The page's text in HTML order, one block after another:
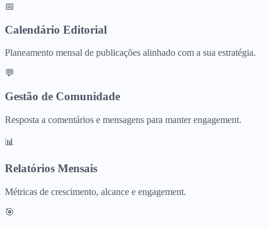
📅
Calendário Editorial
Planeamento mensal de publicações alinhado com a sua estratégia.
💬
Gestão de Comunidade
Resposta a comentários e mensagens para manter engagement.
📊
Relatórios Mensais
Métricas de crescimento, alcance e engagement.
🎯